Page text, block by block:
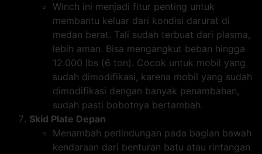
Winch ini menjadi fitur penting untuk
membantu keluar dari kondisi darurat di
medan berat. Tali sudah terbuat dari plasma,
lebih aman. Bisa mengangkut beban hingga
12.000 lbs (6 ton). Cocok untuk mobil yang
sudah dimodifikasi, karena mobil yang sudah
dimodifikasi dengan banyak penambahan,
sudah pasti bobotnya bertambah.
Skid Plate Depan
Menambah perlindungan pada bagian bawah
kendaraan dari benturan batu atau rintangan